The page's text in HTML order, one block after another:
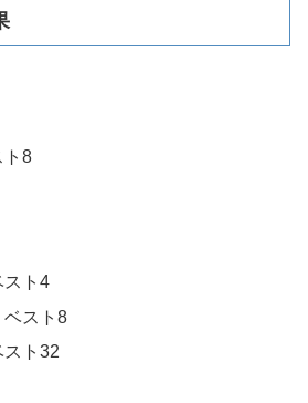
ト8
スト4
ベスト8
スト32